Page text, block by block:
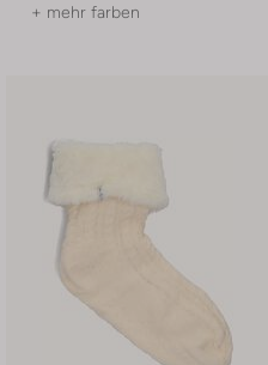
+ mehr farben